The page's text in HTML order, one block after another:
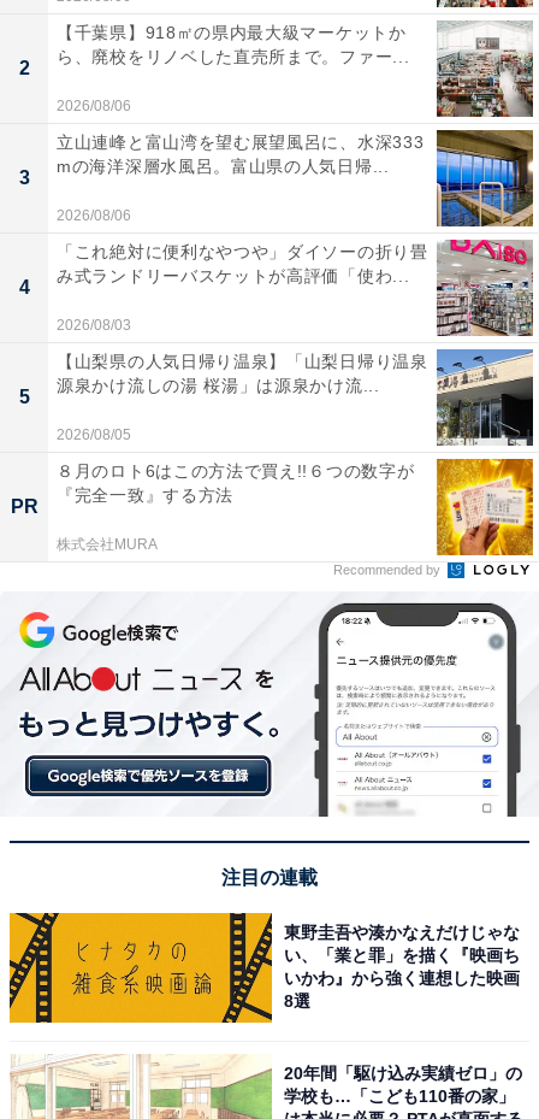
2
【千葉県】918㎡の県内最大級マーケットか
ら、廃校をリノベした直売所まで。ファー...
2026/08/06
3
立山連峰と富山湾を望む展望風呂に、水深333
mの海洋深層水風呂。富山県の人気日帰...
2026/08/06
4
「これ絶対に便利なやつや」ダイソーの折り畳
み式ランドリーバスケットが高評価「使わ...
2026/08/03
5
【山梨県の人気日帰り温泉】「山梨日帰り温泉
源泉かけ流しの湯 桜湯」は源泉かけ流...
2026/08/05
PR
８月のロト6はこの方法で買え!!６つの数字が
『完全一致』する方法
株式会社MURA
Recommended by
注目の連載
東野圭吾や湊かなえだけじゃな
い、「業と罪」を描く『映画ち
いかわ』から強く連想した映画
8選
20年間「駆け込み実績ゼロ」の
学校も…「こども110番の家」